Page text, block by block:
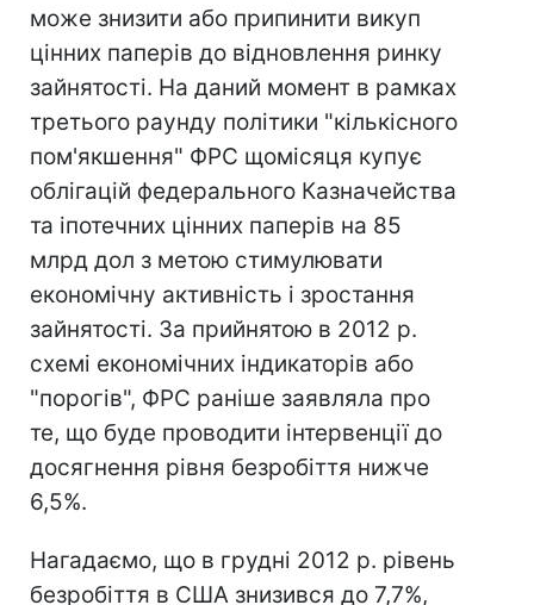
може знизити або припинити викуп
цінних паперів до відновлення ринку
зайнятості. На даний момент в рамках
третього раунду політики "кількісного
пом'якшення" ФРС щомісяця купує
облігацій федерального Казначейства
та іпотечних цінних паперів на 85
млрд дол з метою стимулювати
економічну активність і зростання
зайнятості. За прийнятою в 2012 р.
схемі економічних індикаторів або
"порогів", ФРС раніше заявляла про
те, що буде проводити інтервенції до
досягнення рівня безробіття нижче
6,5%.
Нагадаємо, що в грудні 2012 р. рівень
безробіття в США знизився до 7,7%,